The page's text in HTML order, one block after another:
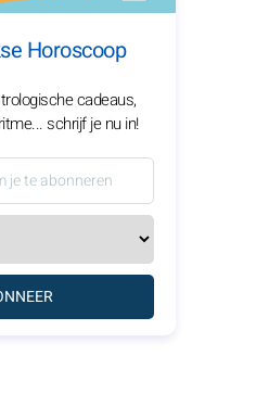
Horoscoop
cadeaus,
schrijf je nu in!